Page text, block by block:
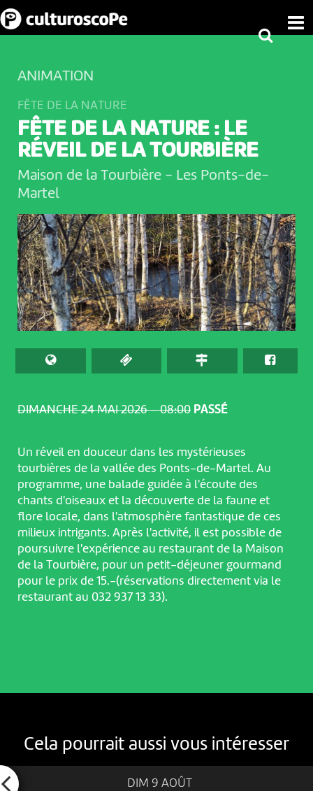
DIMANCHE 24 MAI 2026 – 08:00 PASSÉ
ANIMATION
FÊTE DE LA NATURE
FÊTE DE LA NATURE : LE
RÉVEIL DE LA TOURBIÈRE
Maison de la Tourbière - Les Ponts-de-
Martel
Un réveil en douceur dans les mystérieuses
tourbières de la vallée des Ponts-de-Martel. Au
programme, une balade guidée à l'écoute des
chants d'oiseaux et la découverte de la faune et
flore locale, dans l'atmosphère fantastique de ces
milieux intrigants. Après l'activité, il est possible de
poursuivre l'expérience au restaurant de la Maison
de la Tourbière, pour un petit-déjeuner gourmand
pour le prix de 15.-(réservations directement via le
restaurant au 032 937 13 33).
Cela pourrait aussi vous intéresser
DIM 9 AOÛT